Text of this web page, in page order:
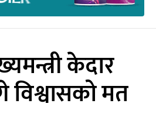
केदार
विश्वासको मत